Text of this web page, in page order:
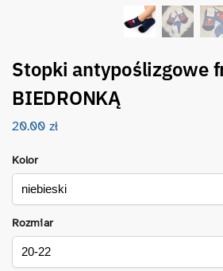
Stopki antypoślizgowe
BIEDRONKĄ
20.00 zł
Kolor
Rozmiar